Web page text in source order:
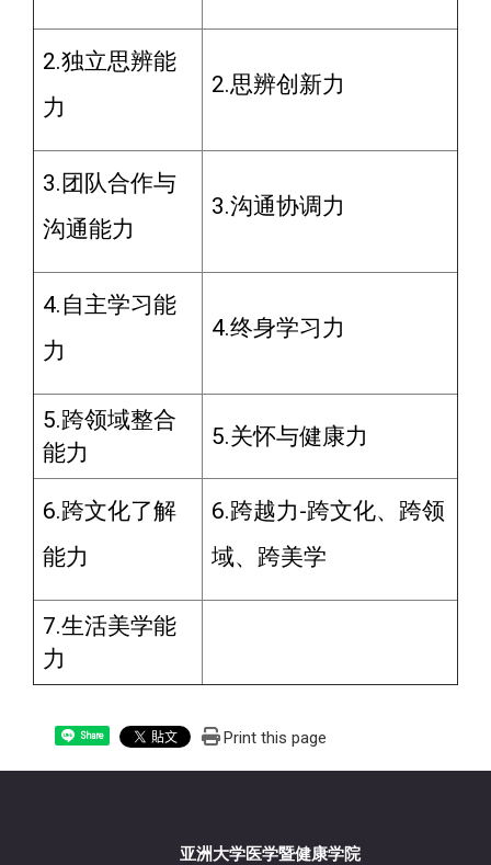
2.独立思辨能
力
2.思辨创新力
3.团队合作与
沟通能力
3.沟通协调力
4.自主学习能
力
4.终身学习力
5.跨领域整合
能力
5.关怀与健康力
6.跨文化了解
能力
6.跨越力-跨文化、跨领
域、跨美学
7.生活美学能
力
Share Print this page
亚洲大学医学暨健康学院